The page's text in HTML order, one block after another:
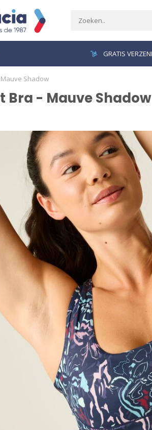
GRATIS
Mauve Shadow
Bra - Mauve Shadow